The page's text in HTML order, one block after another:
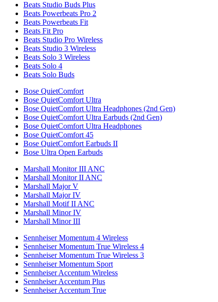
Beats Studio Buds Plus
Beats Powerbeats Pro 2
Beats Powerbeats Fit
Beats Fit Pro
Beats Studio Pro Wireless
Beats Studio 3 Wireless
Beats Solo 3 Wireless
Beats Solo 4
Beats Solo Buds
Bose QuietComfort
Bose QuietComfort Ultra
Bose QuietComfort Ultra Headphones (2nd Gen)
Bose QuietComfort Ultra Earbuds (2nd Gen)
Bose QuietComfort Ultra Headphones
Bose QuietComfort 45
Bose QuietComfort Earbuds II
Bose Ultra Open Earbuds
Marshall Monitor III ANC
Marshall Monitor II ANC
Marshall Major V
Marshall Major IV
Marshall Motif II ANC
Marshall Minor IV
Marshall Minor III
Sennheiser Momentum 4 Wireless
Sennheiser Momentum True Wireless 4
Sennheiser Momentum True Wireless 3
Sennheiser Momentum Sport
Sennheiser Accentum Wireless
Sennheiser Accentum Plus
Sennheiser Accentum True